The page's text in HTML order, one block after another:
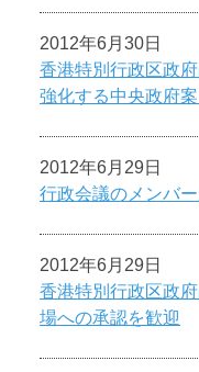
2012年6月30日
香港特別行政区政
強化する中央政府
2012年6月29日
行政会議のメンバ
2012年6月29日
香港特別行政区政
場への承認を歓迎